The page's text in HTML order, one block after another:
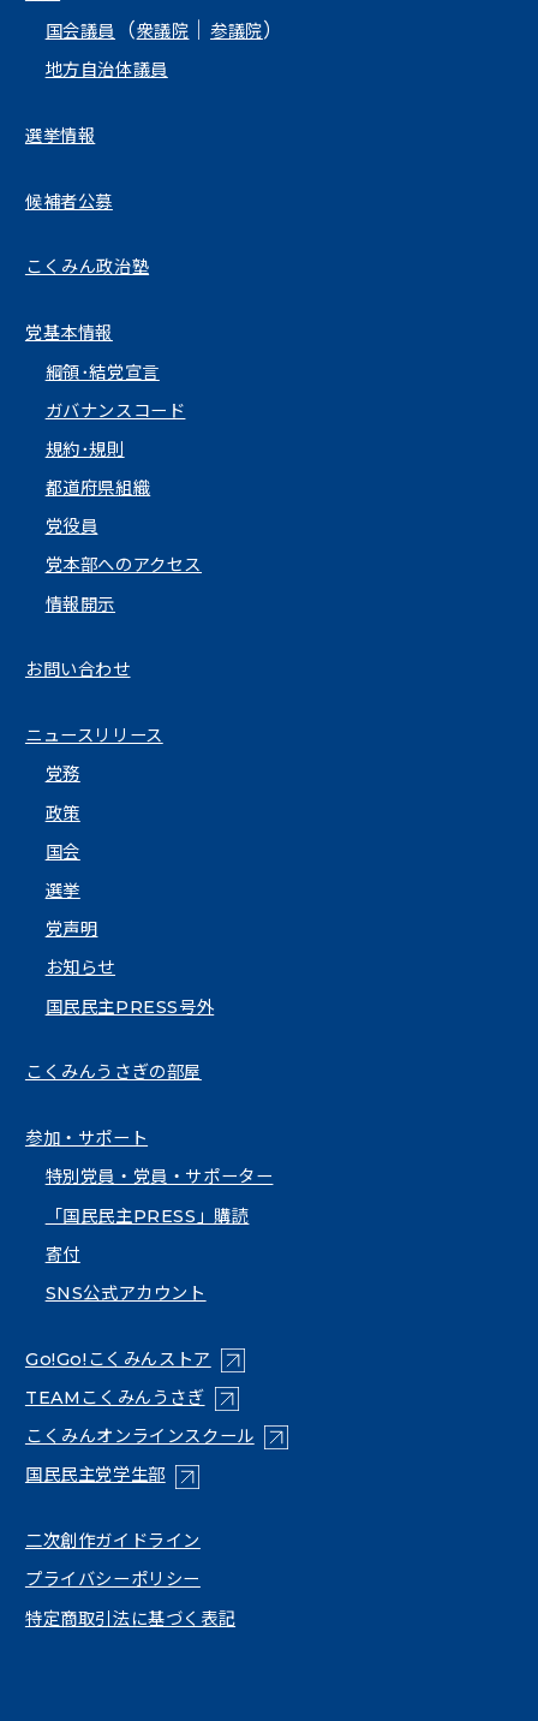
国会議員
（衆議院 ｜参議院）
地方自治体議員
選挙情報
候補者公募
こくみん政治塾
党基本情報
綱領･結党宣言
ガバナンスコード
規約･規則
都道府県組織
党役員
党本部へのアクセス
情報開示
お問い合わせ
ニュースリリース
党務
政策
国会
選挙
党声明
お知らせ
国民民主PRESS号外
こくみんうさぎの部屋
参加・サポート
特別党員・党員・サポーター
「国民民主PRESS」購読
寄付
SNS公式アカウント
Go!Go!こくみんストア （新しいタブで開く）
TEAMこくみんうさぎ（新しいタブで開く）
こくみんオンラインスクール（新しいタブで開く）
国民民主党学生部（新しいタブで開く）
二次創作ガイドライン
プライバシーポリシー
特定商取引法に基づく表記